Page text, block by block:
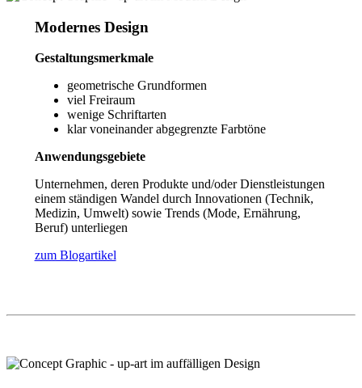
Modernes Design
Gestaltungsmerkmale
geometrische Grundformen
viel Freiraum
wenige Schriftarten
klar voneinander abgegrenzte Farbtöne
Anwendungsgebiete
Unternehmen, deren Produkte und/oder Dienstleistungen
einem ständigen Wandel durch Innovationen (Technik,
Medizin, Umwelt) sowie Trends (Mode, Ernährung,
Beruf) unterliegen
zum Blogartikel